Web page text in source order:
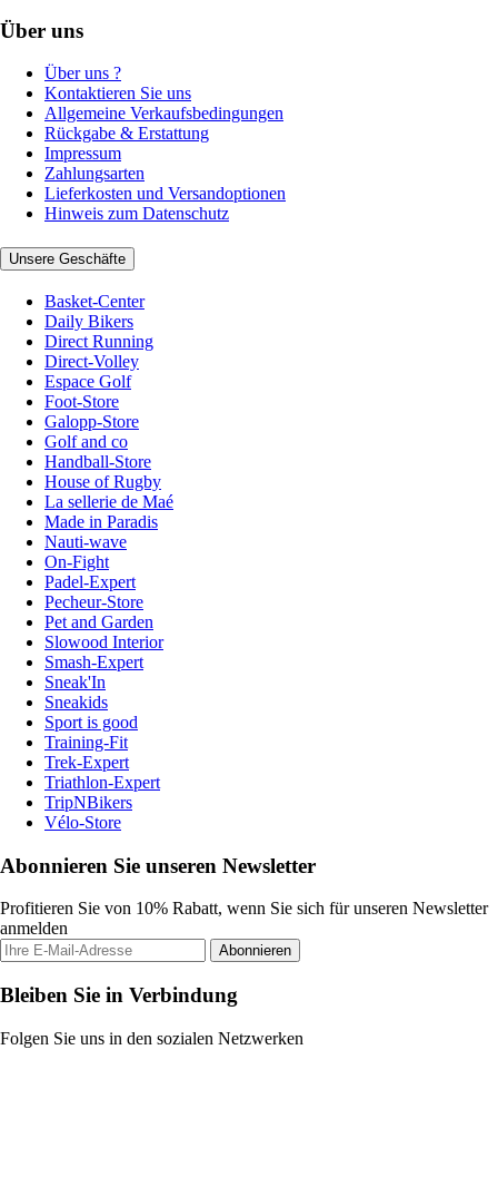
Über uns
Über uns ?
Kontaktieren Sie uns
Allgemeine Verkaufsbedingungen
Rückgabe & Erstattung
Impressum
Zahlungsarten
Lieferkosten und Versandoptionen
Hinweis zum Datenschutz
Unsere Geschäfte
Basket-Center
Daily Bikers
Direct Running
Direct-Volley
Espace Golf
Foot-Store
Galopp-Store
Golf and co
Handball-Store
House of Rugby
La sellerie de Maé
Made in Paradis
Nauti-wave
On-Fight
Padel-Expert
Pecheur-Store
Pet and Garden
Slowood Interior
Smash-Expert
Sneak'In
Sneakids
Sport is good
Training-Fit
Trek-Expert
Triathlon-Expert
TripNBikers
Vélo-Store
Abonnieren Sie unseren Newsletter
Profitieren Sie von 10% Rabatt, wenn Sie sich für unseren Newsletter
anmelden
Abonnieren
Bleiben Sie in Verbindung
Folgen Sie uns in den sozialen Netzwerken